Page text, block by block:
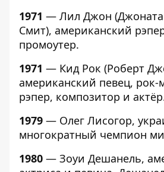
1971 — Лил Джон
Смит), американский
промоутер.
1971 — Кид Рок (Роберт
американский певец, рок-
рэпер, композитор и
1979 — Олег Лисогор,
многократный чемпион
1980 — Зоуи Дешанель,